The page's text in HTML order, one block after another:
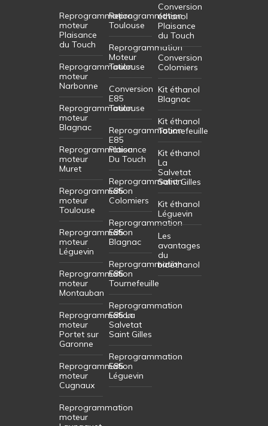
Reprogrammation
moteur
Plaisance
du Touch
Reprogrammation
moteur
Narbonne
Reprogrammation
moteur
Blagnac
Reprogrammation
moteur
Muret
Reprogrammation
moteur
Toulouse
Reprogrammation
moteur
Léguevin
Reprogrammation
moteur
Montauban
Reprogrammation
moteur
Portet sur
Garonne
Reprogrammation
moteur
Cugnaux
Reprogrammation
moteur
Reprogrammation
Toulouse
Reprogrammation
Moteur
Toulouse
Conversion
E85
Toulouse
Reprogrammation
E85
Plaisance
Du Touch
Reprogrammation
E85
Colomiers
Reprogrammation
E85
Blagnac
Reprogrammation
E85
Tournefeuille
Reprogrammation
E85 La
Salvetat
Saint Gilles
Reprogrammation
E85
Léguevin
Conversion
éthanol
Plaisance
du Touch
Conversion
Colomiers
Kit éthanol
Blagnac
Kit éthanol
Tournefeuille
Kit éthanol
La
Salvetat
Saint Gilles
Kit éthanol
Léguevin
Les
avantages
du
bioéthanol